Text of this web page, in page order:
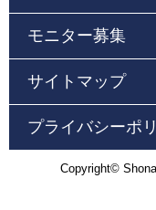
モニター募集
サイトマップ
プライバシーポ
Copyright©